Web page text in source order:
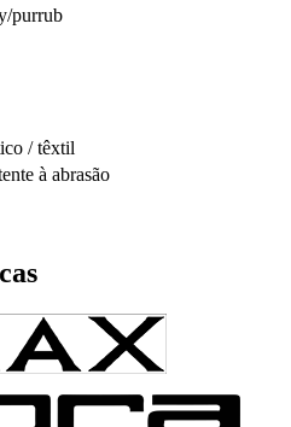
purrub
/ têxtil
à abrasão